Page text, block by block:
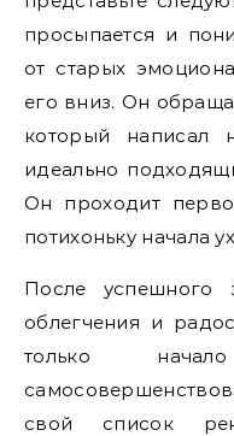
просыпается и
от старых
его вниз. Он
который написал
идеально
Он проходит
потихоньку начала
После успешного
облегчения и
только
свой список